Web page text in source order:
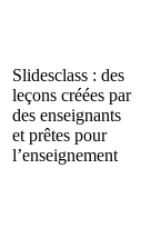
Slidesclass : des
leçons créées par
des enseignants
et prêtes pour
l’enseignement